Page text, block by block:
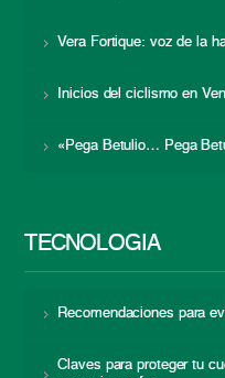
Vera Fortique: voz de la
Inicios del ciclismo en
«Pega Betulio… Pega
TECNOLOGÍA
Recomendaciones para
Claves para proteger tu